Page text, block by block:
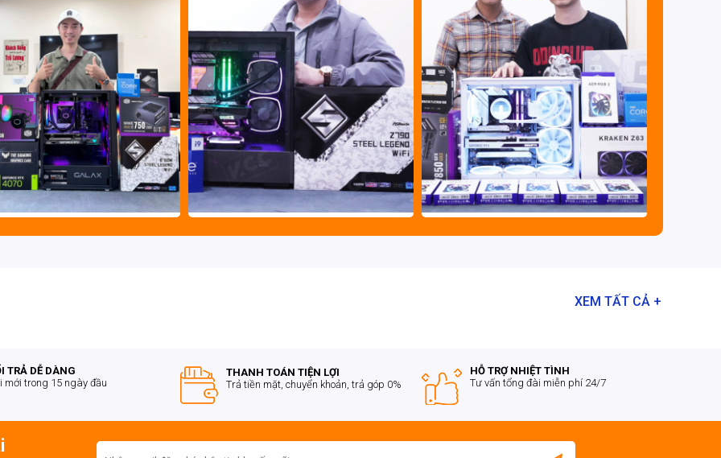
đều cho toàn bộ mô-đun làm mát.
RX 7900 XTđể giữ card đồ họa ở đúng vị trí trên Khe
muốn đen tới cho khách hàng những trải nghiệm mua
Radeon RX 7900 XT 20GB GDDR6thì KCCShop
khác. Hãy liên hệ ngay với chúng tôi qua Hotline
XEM TẤT CẢ +
TRẢ DỄ DÀNG
mới trong 15 ngày đầu
THANH TOÁN TIỆN LỢI
Trả tiền mặt, chuyển khoản, trả góp 0%
HỖ TRỢ NHIỆT TÌNH
Tư vấn tổng đài miễn phí 24/7